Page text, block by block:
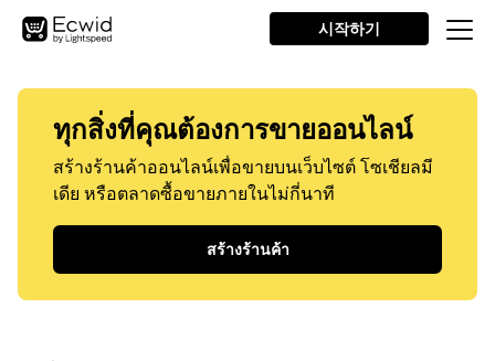
시작하기
ทุกสิ่งที่คุณต้องการขายออนไลน์
สร้างร้านค้าออนไลน์เพื่อขายบนเว็บไซต์ โซเชียลมี
เดีย หรือตลาดซื้อขายภายในไม่กี่นาที
สร้างร้านค้า